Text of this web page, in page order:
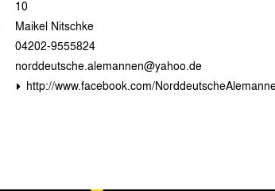
10
Maikel Nitschke
04202-9555824
norddeutsche.alemannen@yahoo.de
http://www.facebook.com/